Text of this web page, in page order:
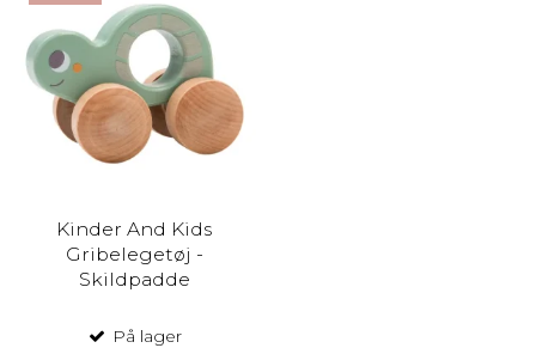
Kinder And Kids
Gribelegetøj -
Skildpadde
På lager